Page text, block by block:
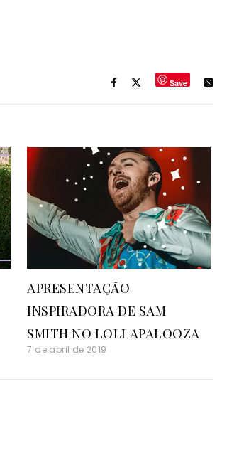
Save
APRESENTAÇÃO
INSPIRADORA DE SAM
SMITH NO LOLLAPALOOZA
7 de abril de 2019